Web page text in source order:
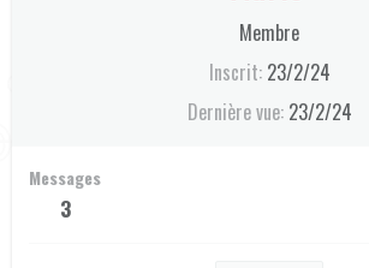
Membre
Inscrit 23/2/24
Dernière vue 23/2/24
Messages
3